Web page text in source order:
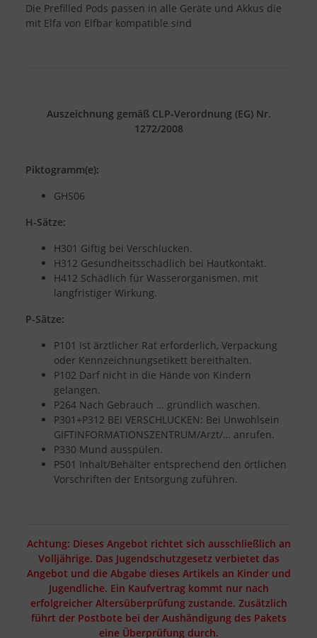
Die Prefilled Pods passen in alle Geräte und Akkus die
mit Elfa von Elfbar kompatible sind
Auszeichnung gemäß CLP-Verordnung (EG) Nr.
1272/2008
Piktogramm(e):
GHS06
H-Sätze:
H301 Giftig bei Verschlucken.
H312 Gesundheitsschädlich bei Hautkontakt.
H412 Schädlich für Wasserorganismen, mit
langfristiger Wirkung.
P-Sätze:
P101 Ist ärztlicher Rat erforderlich, Verpackung
oder Kennzeichnungsetikett bereithalten.
P102 Darf nicht in die Hände von Kindern
gelangen.
P264 Nach Gebrauch … gründlich waschen.
P301+P312 BEI VERSCHLUCKEN: Bei Unwohlsein
GIFTINFORMATIONSZENTRUM/Arzt/… anrufen.
P330 Mund ausspülen.
P501 Inhalt/Behälter entsprechend den örtlichen
Vorschriften der Entsorgung zuführen.
Achtung: Dieses Angebot richtet sich ausschließlich an
Volljährige. Das Jugendschutzgesetz verbietet das
Angebot und die Abgabe dieses Artikels an Kinder und
Jugendliche. Ein Kaufvertrag kommt nur nach
erfolgreicher Altersüberprüfung zustande. Zusätzlich
führt der Postbote bei der Aushändigung des Pakets
eine Überprüfung durch.